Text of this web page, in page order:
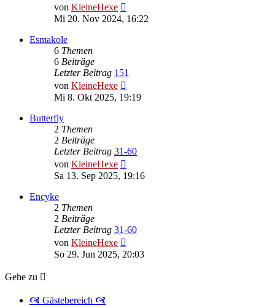
von KleineHexe
Beitrag
Mi 20. Nov 2024, 16:22
Esmakole
6 Themen
6 Beiträge
Letzter Beitrag 151
von KleineHexe
Beitrag
Mi 8. Okt 2025, 19:19
Butterfly
2 Themen
2 Beiträge
Letzter Beitrag 31-60
von KleineHexe
Beitrag
Sa 13. Sep 2025, 19:16
Encyke
2 Themen
2 Beiträge
Letzter Beitrag 31-60
von KleineHexe
Beitrag
So 29. Jun 2025, 20:03
Gehe zu
🙧 Gästebereich 🙧